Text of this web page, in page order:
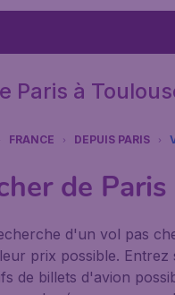
Paris à
FRANCE DEPUIS PARIS
de
d'un vol pas
prix possible.
de billets d'avion